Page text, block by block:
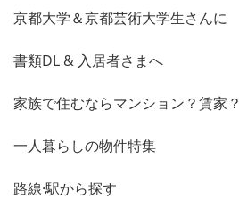
京都大学＆京都芸術大学生さんに
書類DL & 入居者さまへ
家族で住むならマンション？賃家？
一人暮らしの物件特集
路線·駅から探す